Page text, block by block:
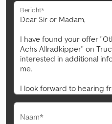
Bericht*
Naam*